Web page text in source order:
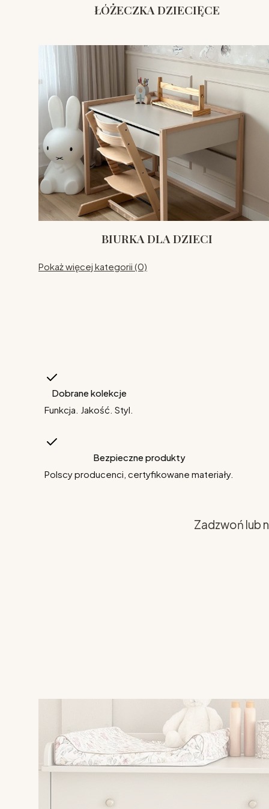
ŁÓŻECZKA DZIECIĘCE
BIURKA DLA DZIECI
Pokaż więcej kategorii (0)
Dobrane kolekcje
Funkcja. Jakość. Styl.
Bezpieczne produkty
Polscy producenci, certyfikowane materiały.
Zadzwoń lub